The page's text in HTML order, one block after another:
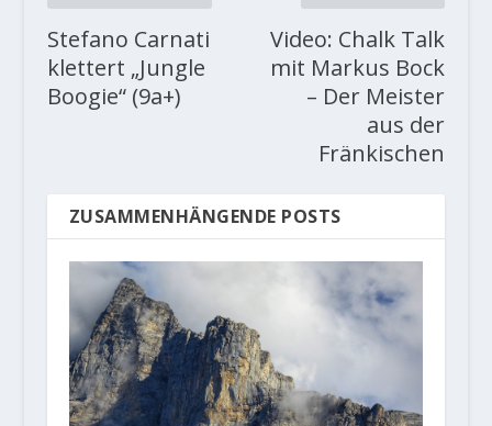
Stefano Carnati
klettert „Jungle
Boogie“ (9a+)
Video: Chalk Talk
mit Markus Bock
– Der Meister
aus der
Fränkischen
ZUSAMMENHÄNGENDE POSTS